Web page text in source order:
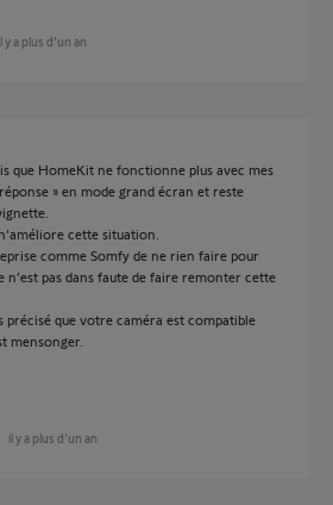
il y a plus d'un an
que HomeKit ne fonctionne plus avec mes
» en mode grand écran et reste
cette situation.
comme Somfy de ne rien faire pour
pas dans faute de faire remonter cette
précisé que votre caméra est compatible
mensonger.
il y a plus d'un an